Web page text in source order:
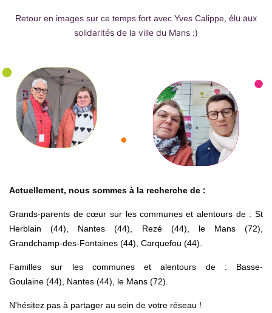
Retour en images sur ce temps fort avec Yves Calippe, élu aux
solidarités de la ville du Mans :)
Actuellement, nous sommes à la recherche de :
Grands-parents de cœur sur les communes et alentours de : St
Herblain (44), Nantes (44), Rezé (44), le Mans (72),
Grandchamp-des-Fontaines (44), Carquefou (44).
Familles sur les communes et alentours de : Basse-
Goulaine (44), Nantes (44), le Mans (72).
N'hésitez pas à partager au sein de votre réseau !